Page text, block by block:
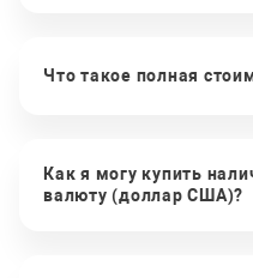
Что такое полная
Как я могу купить
валюту (доллар США)?